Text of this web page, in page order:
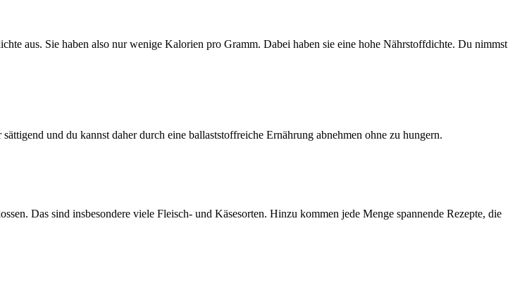
aus. Sie haben also nur wenige Kalorien pro Gramm. Dabei haben sie eine hohe Nährstoffdichte. Du nimmst
und du kannst daher durch eine ballaststoffreiche Ernährung abnehmen ohne zu hungern.
Das sind insbesondere viele Fleisch- und Käsesorten. Hinzu kommen jede Menge spannende Rezepte, die